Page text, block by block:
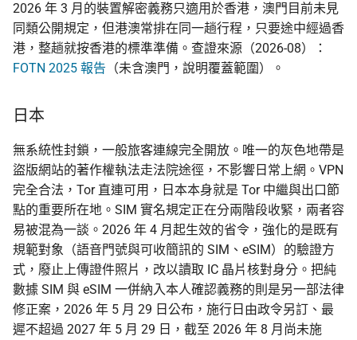
2026 年 3 月的裝置解密義務只適用於香港，澳門目前未見
同類公開規定，但港澳常排在同一趟行程，只要途中經過香
港，整趟就按香港的標準準備。查證來源（2026-08）：
FOTN 2025 報告 （未含澳門，說明覆蓋範圍）。
日本
無系統性封鎖，一般旅客連線完全開放。唯一的灰色地帶是
盜版網站的著作權執法走法院途徑，不影響日常上網。VPN
完全合法，Tor 直連可用，日本本身就是 Tor 中繼與出口節
點的重要所在地。SIM 實名規定正在分兩階段收緊，兩者容
易被混為一談。2026 年 4 月起生效的省令，強化的是既有
規範對象（語音門號與可收簡訊的 SIM、eSIM）的驗證方
式，廢止上傳證件照片，改以讀取 IC 晶片核對身分。把純
數據 SIM 與 eSIM 一併納入本人確認義務的則是另一部法律
修正案，2026 年 5 月 29 日公布，施行日由政令另訂、最
遲不超過 2027 年 5 月 29 日，截至 2026 年 8 月尚未施